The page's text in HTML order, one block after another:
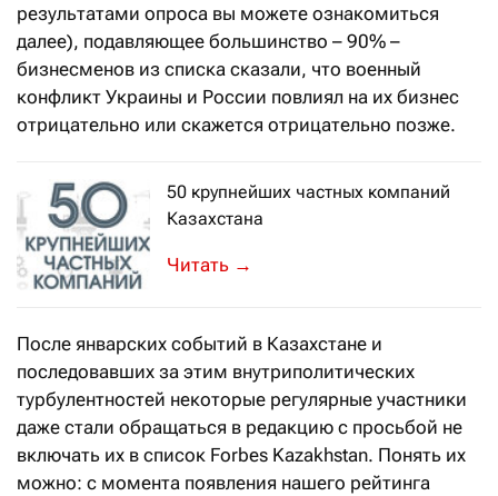
результатами опроса вы можете ознакомиться
далее), подавляющее большинство – 90% –
бизнесменов из списка сказали, что военный
конфликт Украины и России повлиял на их бизнес
отрицательно или скажется отрицательно позже.
50 крупнейших частных компаний
Казахстана
Впервые в топ-50 попали
→
После январских событий в Казахстане и
последовавших за этим внутриполитических
турбулентностей некоторые регулярные участники
даже стали обращаться в редакцию с просьбой не
включать их в список Forbes Kazakhstan. Понять их
можно: с момента появления нашего рейтинга